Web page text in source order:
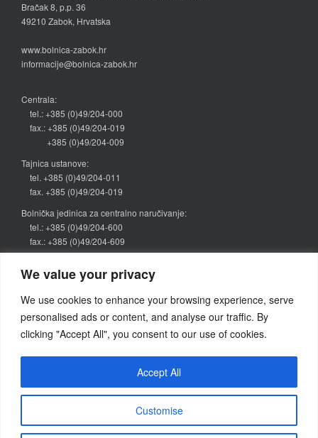
We value your privacy
We use cookies to enhance your browsing experience, serve
personalised ads or content, and analyse our traffic. By
clicking "Accept All", you consent to our use of cookies.
Customise
Accept All
Bračak 8, p.p. 36
49210 Zabok, Hrvatska
www.bolnica-zabok.hr
informacije@bolnica-zabok.hr
Centrala:
tel.: +385 (0)49/204-000
fax.: +385 (0)49/204-019
+385 (0)49/204-009
Tajnica ustanove:
tel. +385 (0)49/204-011
fax. +385 (0)49/204-019
Bolnička jedinica za centralno naručivanje:
tel.: +385 (0)49/204-600
fax.: +385 (0)49/204-609
narucivanje@bolnica-zabok.hr
Kategorije vijesti
Objava(64)
Pretraživanje
for: